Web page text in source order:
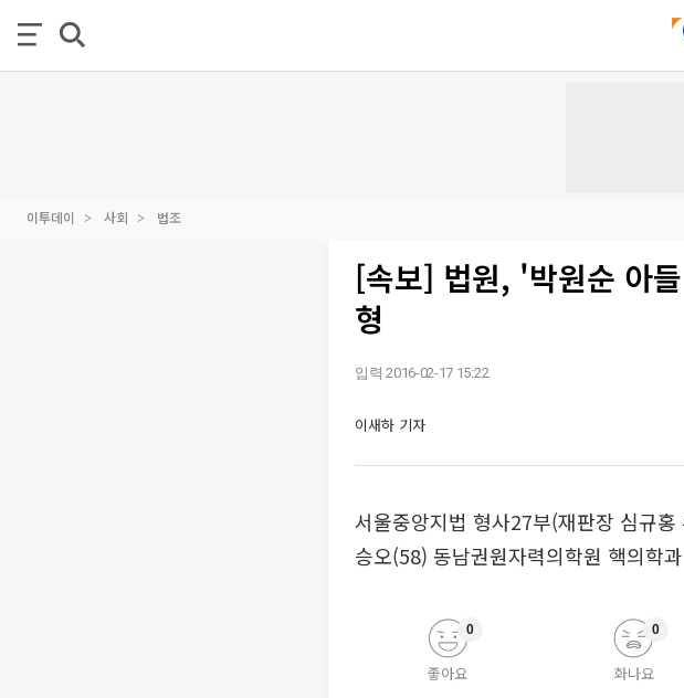
이투데이 사회 법조
[속보] 법원, '박원순 아
형
입력 2016-02-17 15:22
이새하 기자
서울중앙지법 형사27부(재판장 심규
승오(58) 동남권원자력의학원 핵의학
좋아요
0
화나요
0